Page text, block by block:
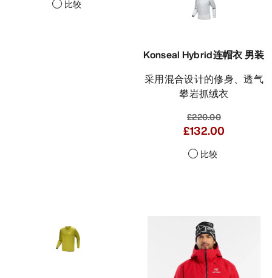
比较
Konseal Hybrid连帽衣 男装
采用混合设计的修身、透气
攀岩抓绒衣
£220.00
£132.00
比较